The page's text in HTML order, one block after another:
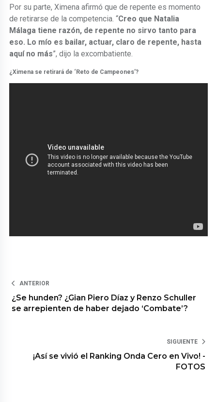
Por su parte, Ximena afirmó que de repente es momento
de retirarse de la competencia. “Creo que Natalia
Málaga tiene razón, de repente no sirvo tanto para
eso. Lo mío es bailar, actuar, claro de repente, hasta
aquí no más”, dijo la excombatiente.
¿Ximena se retirará de ‘Reto de Campeones’?
ANTERIOR
¿Se hunden? ¿Gian Piero Díaz y Renzo Schuller
se arrepienten de haber dejado ‘Combate’?
SIGUIENTE
¡Así se vivió el Ranking Onda Cero en Vivo! -
FOTOS